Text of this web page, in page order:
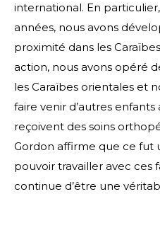
international. En
années, nous avons
proximité dans les
action, nous avons opéré
les Caraïbes orientales et
faire venir d’autres enfants
reçoivent des soins
Gordon affirme que ce fut
pouvoir travailler avec ces
continue d’être une